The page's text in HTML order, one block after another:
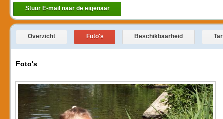
Stuur E-mail naar de eigenaar
Overzicht Foto's Beschikbaarheid
Foto's